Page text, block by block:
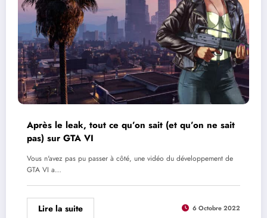
Après le leak, tout ce qu’on sait (et qu’on ne sait
pas) sur GTA VI
Vous n'avez pas pu passer à côté, une vidéo du développement de
GTA VI a…
Lire la suite 6 Octobre 2022